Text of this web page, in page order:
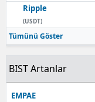
Ripple
(USDT)
Tümünü Göster
BIST Artanlar
EMPAE